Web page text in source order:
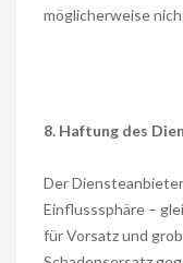
möglicherweise
8. Haftung des
Der
Einflusssphäre –
für Vorsatz und